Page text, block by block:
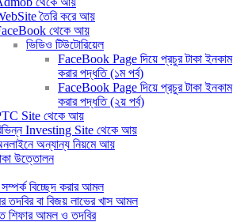
তৈরি করে আয়
থেকে আয়
ভিডিও টিউটোরিয়েল
FaceBook Page দিয়ে প্রচুর টাকা ইনকাম
করার পদ্ধতি (১ম পর্ব)
FaceBook Page দিয়ে প্রচুর টাকা ইনকাম
করার পদ্ধতি (২য় পর্ব)
Site থেকে আয়
Investing Site থেকে আয়
অন্যান্য নিয়মে আয়
উত্তোলন
বিচ্ছেদ করার আমল
তদবির বা বিজয় লাভের খাস আমল
শিফার আমল ও তদবির